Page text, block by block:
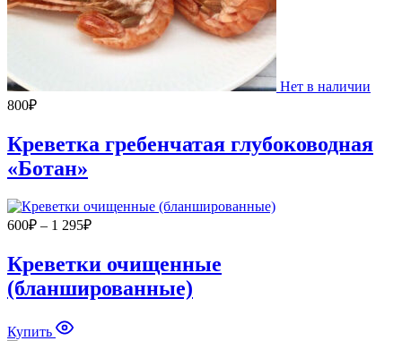
Нет в наличии
800₽
Креветка гребенчатая глубоководная
«Ботан»
600₽ – 1 295₽Диапазон
–
1
Креветки очищенные
(бланшированные)
Купить